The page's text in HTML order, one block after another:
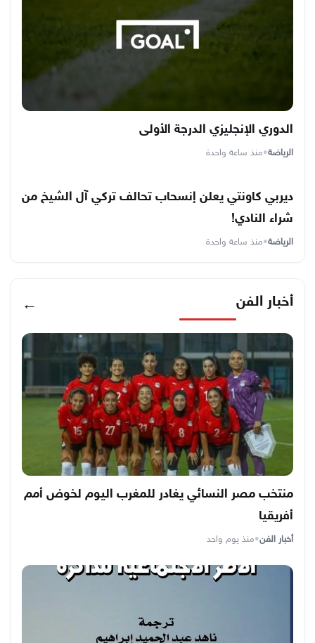
الدوري الإنجليزي الدرجة الأولى
الرياضة•منذ ساعة واحدة
ديربي كاونتي يعلن إنسحاب تحالف تركي آل الشيخ من
شراء النادي!
الرياضة•منذ ساعة واحدة
أخبار الفن ←
منتخب مصر النسائي يغادر للمغرب اليوم لخوض أمم
أفريقيا
أخبار الفن•منذ يوم واحد